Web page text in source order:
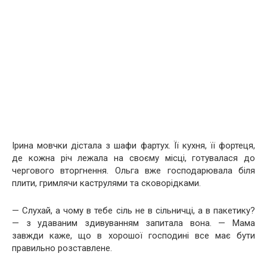
Ірина мовчки дістала з шафи фартух. Її кухня, її фортеця,
де кожна річ лежала на своєму місці, готувалася до
чергового вторгнення. Ольга вже господарювала біля
плити, гримлячи каструлями та сковорідками.
— Слухай, а чому в тебе сіль не в сільничці, а в пакетику?
— з удаваним здивуванням запитала вона. — Мама
завжди каже, що в хорошої господині все має бути
правильно розставлене.